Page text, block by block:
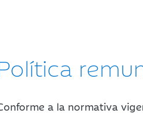
a la normativa